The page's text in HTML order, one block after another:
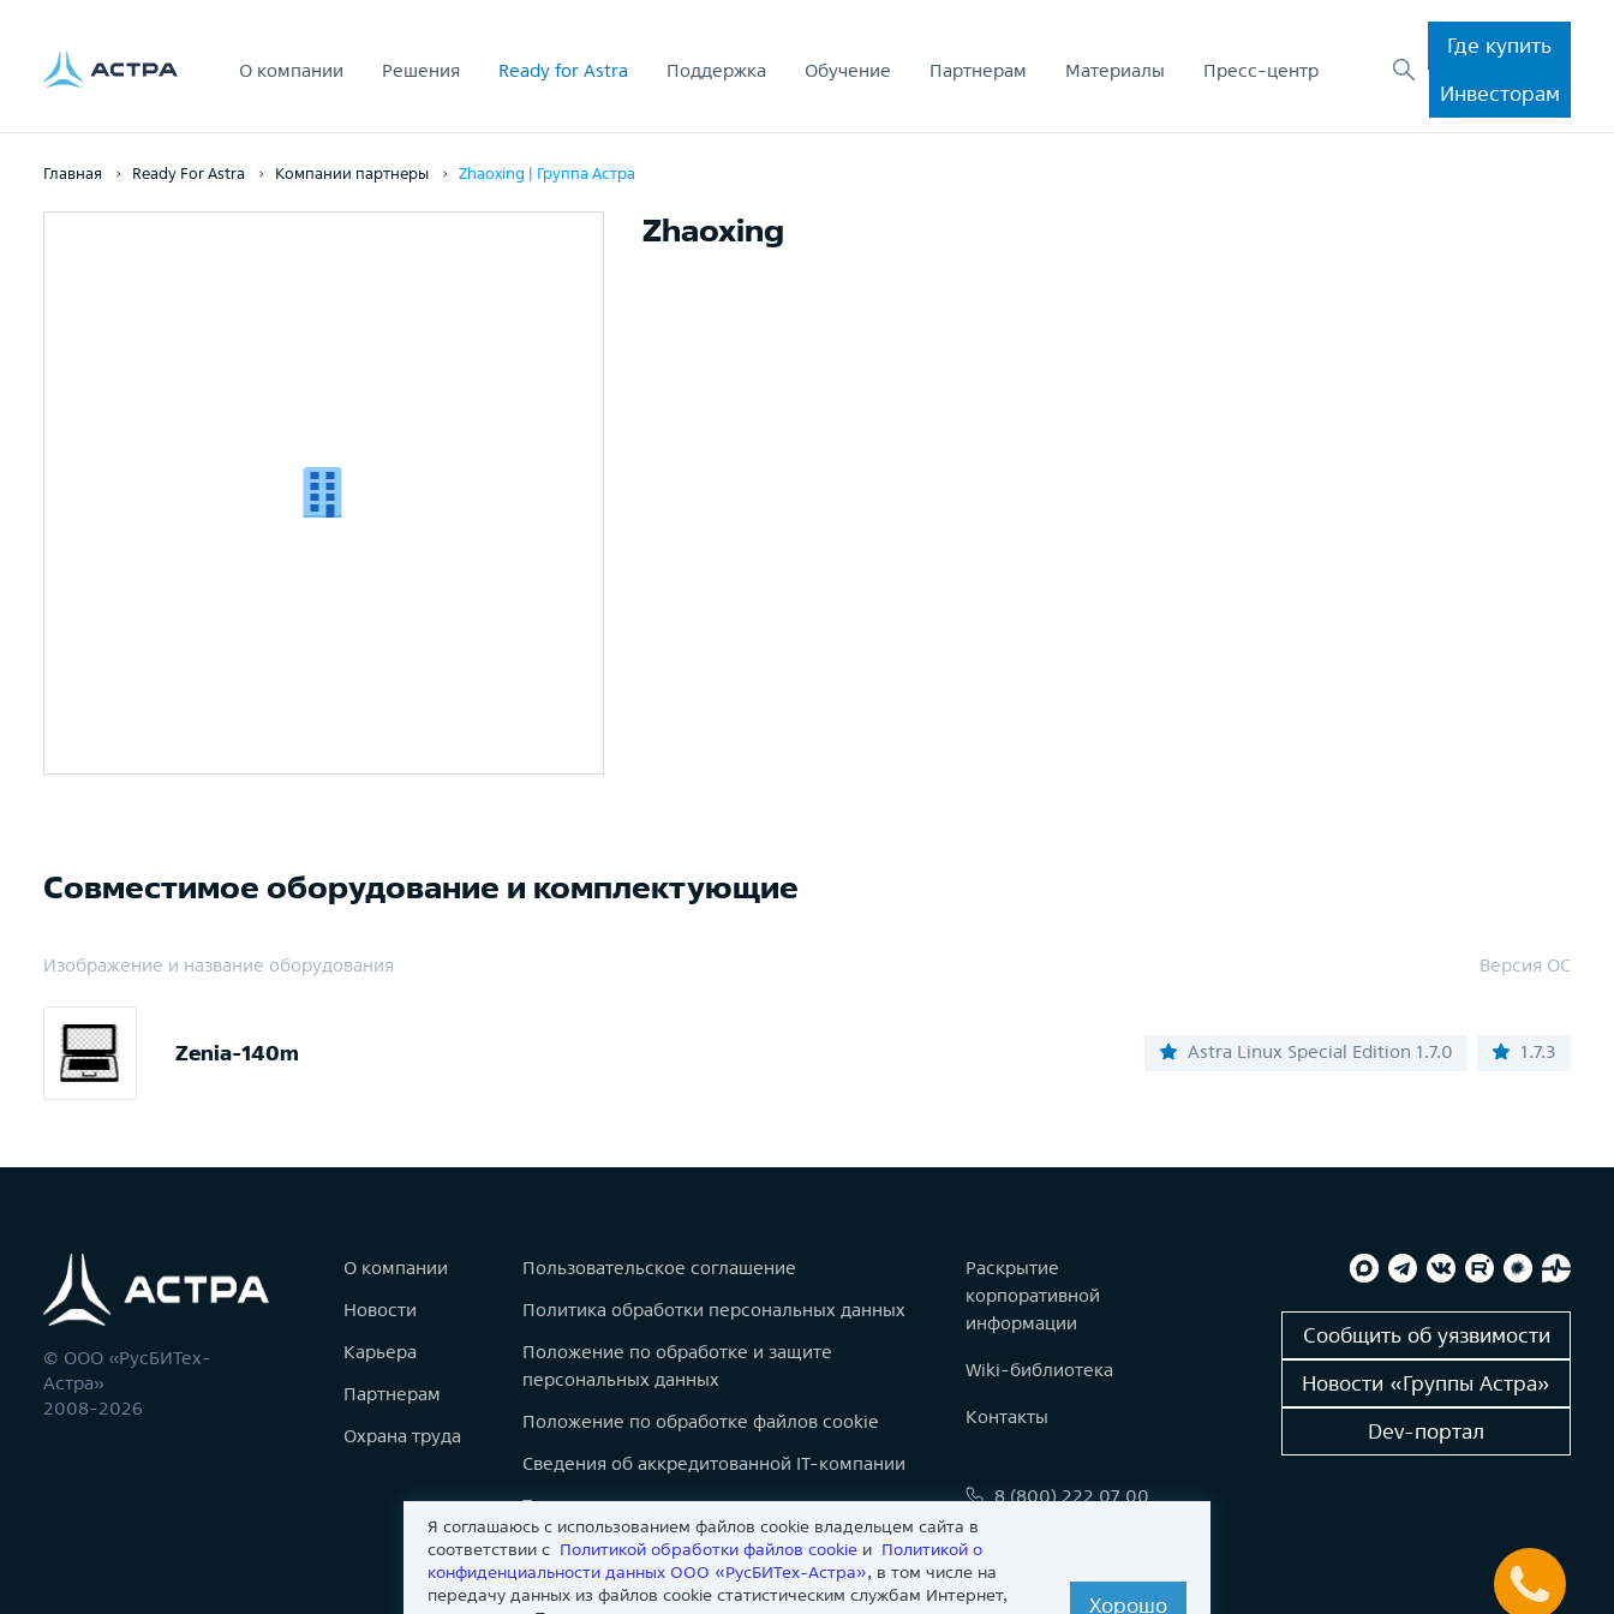
О компании Решения Ready for Astra Поддержка Обучение Партнерам Материалы Пресс-центр
Где купить
Инвесторам
Главная Ready For Astra Компании партнеры Zhaoxing | Группа Астра
Zhaoxing
Совместимое оборудование и комплектующие
Изображение и название оборудования Версия ОС
Zenia-140m Astra Linux Special Edition 1.7.0 1.7.3
© ООО «РусБИТех-
Астра»
2008-2026
О компании
Новости
Карьера
Партнерам
Охрана труда
Пользовательское соглашение
Политика обработки персональных данных
Положение по обработке и защите
персональных данных
Положение по обработке файлов cookie
Сведения об аккредитованной IT-компании
Товарные знаки
Карта сайта
Инвесторам
Раскрытие
корпоративной
информации
Wiki-библиотека
Контакты
8 (800) 222 07 00
Сообщить об уязвимости
Новости «Группы Астра»
Dev-портал
Я соглашаюсь с использованием файлов cookie владельцем сайта в
соответствии с Политикой обработки файлов сookie и Политикой о
конфиденциальности данных ООО «РусБИТех-Астра», в том числе на
передачу данных из файлов cookie статистическим службам Интернет,
Хорошо